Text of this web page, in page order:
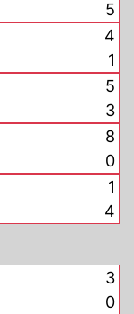
5
4
1
5
3
8
0
1
4
3
0